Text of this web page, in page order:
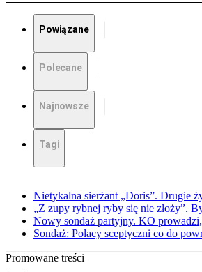
Powiązane
Polecane
Najnowsze
Tagi
Nietykalna sierżant „Doris”. Drugie
„Z zupy rybnej ryby się nie złoży”.
Nowy sondaż partyjny. KO
Sondaż: Polacy sceptyczni co do
Promowane treści